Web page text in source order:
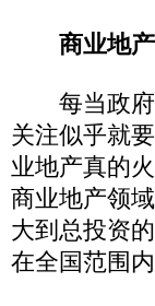
商业地
每当政府
关注似乎就
业地产真的
商业地产领
大到总投资
在全国范围